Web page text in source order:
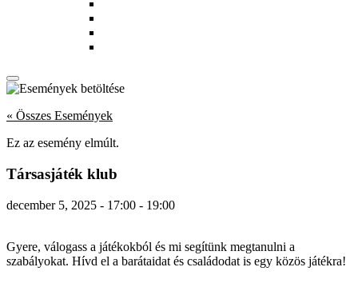
« Összes Események
Ez az esemény elmúlt.
Társasjáték klub
december 5, 2025 - 17:00 - 19:00
Gyere, válogass a játékokból és mi segítünk megtanulni a
szabályokat. Hívd el a barátaidat és családodat is egy közös játékra!